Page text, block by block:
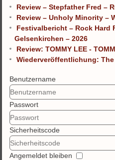
Review – Stepfather Fred –
Review – Unholy Minority –
Festivalbericht – Rock Hard
Gelsenkirchen – 2026
Review: TOMMY LEE -
Wiederveröffentlichung: The
Benutzername
Passwort
Sicherheitscode
Angemeldet bleiben